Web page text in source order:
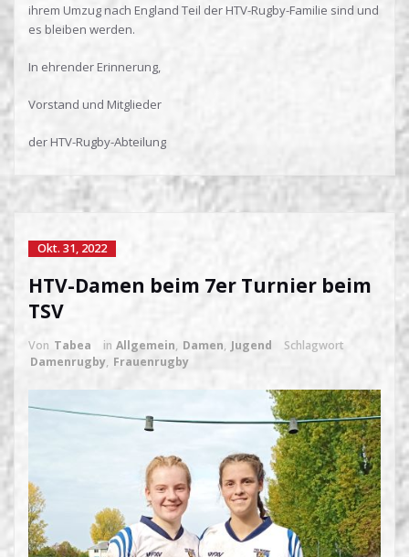
ihrem Umzug nach England Teil der HTV-Rugby-Familie sind und
es bleiben werden.
In ehrender Erinnerung,
Vorstand und Mitglieder
der HTV-Rugby-Abteilung
Okt. 31, 2022
HTV-Damen beim 7er Turnier beim
TSV
Von Tabea in Allgemein, Damen, Jugend
Schlagwort
Damenrugby, Frauenrugby